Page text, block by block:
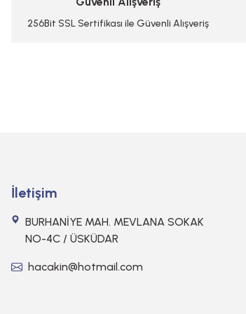
Ürün fiyatı diğer sitelerden daha pahalı.
Bu ürüne benzer farklı alternatifler olmalı.
256Bit SSL Sertifikası ile Güvenli Alışveriş
İletişim
BURHANİYE MAH. MEVLANA SOKAK
NO-4C / ÜSKÜDAR
hacakin@hotmail.com